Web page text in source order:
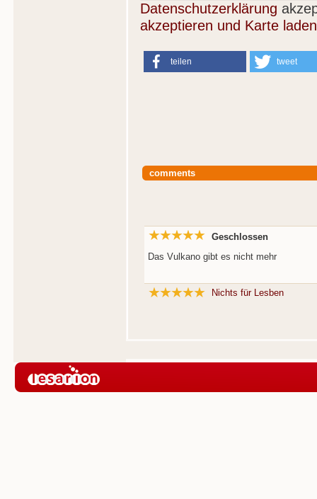
Datenschutzerklärung
akzeptieren und Karte laden
teilen tweet
comments
Geschlossen
Das Vulkano gibt es nicht mehr
Nichts für Lesben